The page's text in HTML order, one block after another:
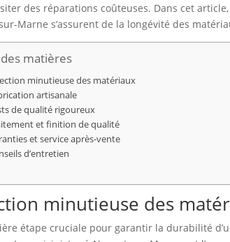
des réparations coûteuses. Dans cet
Marne s’assurent de la longévité des
matières
minutieuse des matériaux
artisanale
de qualité rigoureux
et finition de qualité
et service après-vente
d’entretien
minutieuse des
étape cruciale pour garantir la durabilité